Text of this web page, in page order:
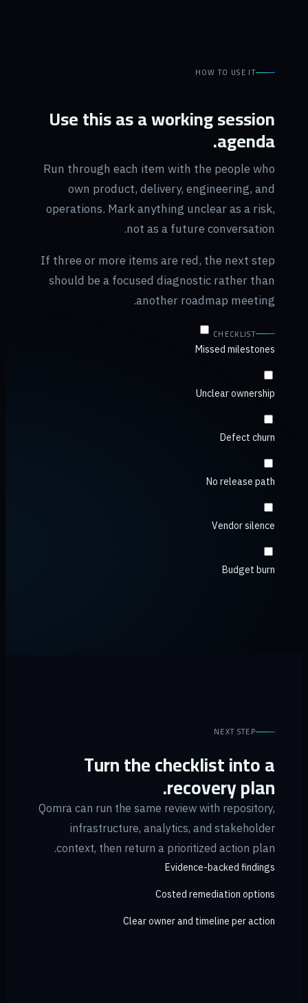
HOW TO USE IT
Use this as a working session
agenda.
Run through each item with the people who
own product, delivery, engineering, and
operations. Mark anything unclear as a risk,
not as a future conversation.
If three or more items are red, the next step
should be a focused diagnostic rather than
another roadmap meeting.
CHECKLIST
Missed milestones
Unclear ownership
Defect churn
No release path
Vendor silence
Budget burn
NEXT STEP
Turn the checklist into a
recovery plan.
Qomra can run the same review with repository,
infrastructure, analytics, and stakeholder
context, then return a prioritized action plan.
Evidence-backed findings
Costed remediation options
Clear owner and timeline per action